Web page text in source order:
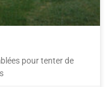
pour tenter de